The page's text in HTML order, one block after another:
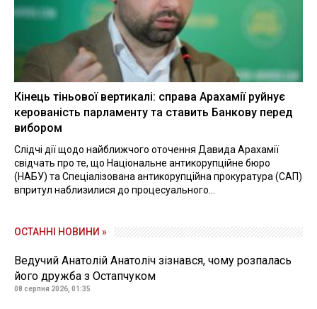
Кінець тіньової вертикалі: справа Арахамії руйнує
керованість парламенту та ставить Банкову перед
вибором
Слідчі дії щодо найближчого оточення Давида Арахамії
свідчать про те, що Національне антикорупційне бюро
(НАБУ) та Спеціалізована антикорупційна прокуратура (САП)
впритул наблизилися до процесуального...
ОСТАННІ НОВИНИ »
Ведучий Анатолій Анатоліч зізнався, чому розпалась
його дружба з Остапчуком
08 серпня 2026, 01:35